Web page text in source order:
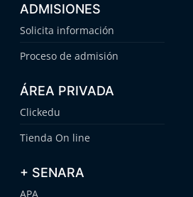
ADMISIONES
Solicita información
Proceso de admisión
ÁREA PRIVADA
Clickedu
Tienda On line
+ SENARA
APA